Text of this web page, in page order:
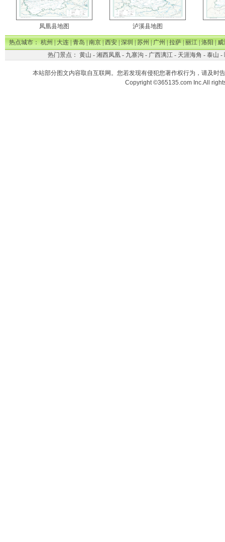
凤凰县地图 泸溪县地图
热点城市：杭州|大连|青岛|南京|西安|深圳|苏州|广州|拉萨|丽江|洛阳|威
热门景点： 黄山 - 湘西凤凰- 九寨沟 - 广西漓江- 天涯海角 - 泰山 -
本站部分图文内容取自互联网。您若发现有侵犯您著作权行为，请及时
Copyright ©365135.com Inc.All